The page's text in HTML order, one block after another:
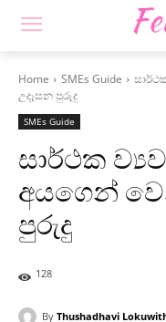
Home SMEs Guide
උදෑසන පුරුදු
SMEs Guide
සාර්ථක
අයගෙන්
පුරුදු
128
By Thushadhavi